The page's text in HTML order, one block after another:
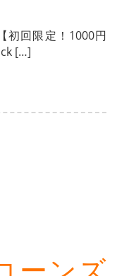
初回限定！1000円
[…]